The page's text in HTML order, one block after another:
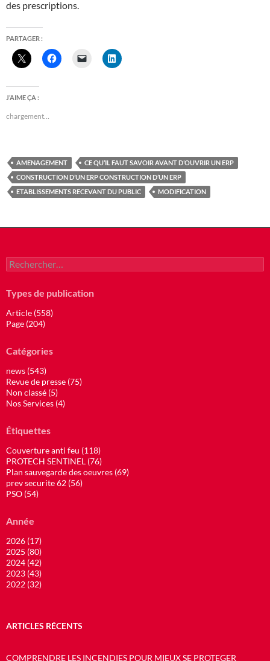
des prescriptions.
PARTAGER :
J’AIME ÇA :
chargement…
AMENAGEMENT
CE QU’IL FAUT SAVOIR AVANT D’OUVRIR UN ERP
CONSTRUCTION D’UN ERP CONSTRUCTION D’UN ERP
ETABLISSEMENTS RECEVANT DU PUBLIC
MODIFICATION
Rechercher :
Types de publication
Article (558)
Page (204)
Catégories
news (543)
Revue de presse (75)
Non classé (5)
Nos Services (4)
Étiquettes
Couverture anti feu (118)
PROTECH SENTINEL (76)
Plan sauvegarde des oeuvres (69)
prev securite 62 (56)
PSO (54)
Année
2026 (17)
2025 (80)
2024 (42)
2023 (43)
2022 (32)
ARTICLES RÉCENTS
COMPRENDRE LES INCENDIES POUR MIEUX SE PROTEGER